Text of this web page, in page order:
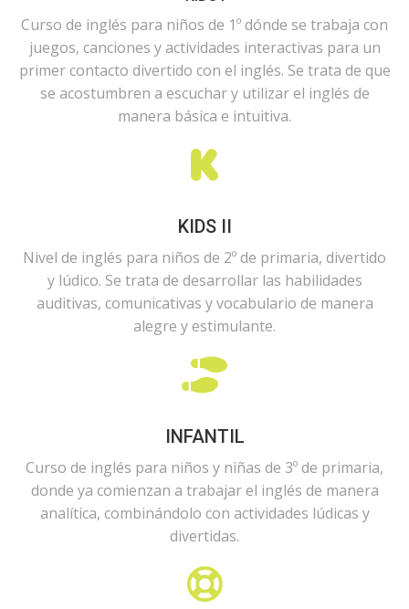
Curso de inglés para niños de 1º dónde se trabaja con
juegos, canciones y actividades interactivas para un
primer contacto divertido con el inglés. Se trata de que
se acostumbren a escuchar y utilizar el inglés de
manera básica e intuitiva.
KIDS II
Nivel de inglés para niños de 2º de primaria, divertido
y lúdico. Se trata de desarrollar las habilidades
auditivas, comunicativas y vocabulario de manera
alegre y estimulante.
INFANTIL
Curso de inglés para niños y niñas de 3º de primaria,
donde ya comienzan a trabajar el inglés de manera
analítica, combinándolo con actividades lúdicas y
divertidas.